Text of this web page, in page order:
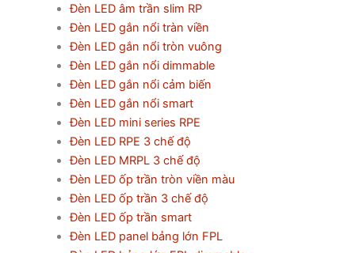
Đèn LED âm trần slim RP
Đèn LED gắn nổi tràn viền
Đèn LED gắn nổi tròn vuông
Đèn LED gắn nổi dimmable
Đèn LED gắn nổi cảm biến
Đèn LED gắn nổi smart
Đèn LED mini series RPE
Đèn LED RPE 3 chế độ
Đèn LED MRPL 3 chế độ
Đèn LED ốp trần tròn viền màu
Đèn LED ốp trần 3 chế độ
Đèn LED ốp trần smart
Đèn LED panel bảng lớn FPL